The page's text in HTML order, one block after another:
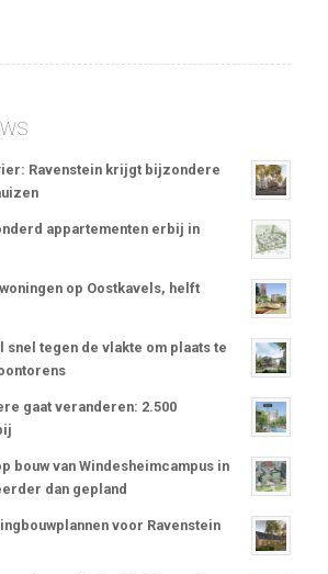
Ravenstein krijgt bijzondere
appartementen erbij in
op Oostkavels, helft
snel tegen de vlakte om plaats te
gaat veranderen: 2.500
bouw van Windesheimcampus in
dan gepland
voor Ravenstein